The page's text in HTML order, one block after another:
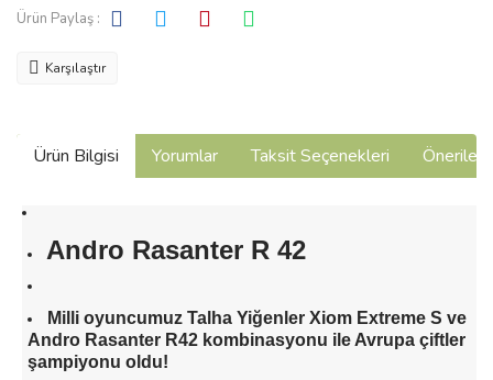
Ürün Paylaş :
Karşılaştır
Ürün Bilgisi Yorumlar Taksit Seçenekleri
Andro Rasanter R 42
Milli oyuncumuz Talha Yiğenler Xiom Extreme S ve
Andro Rasanter R42 kombinasyonu i le Avrupa çiftler
şampiyonu oldu!